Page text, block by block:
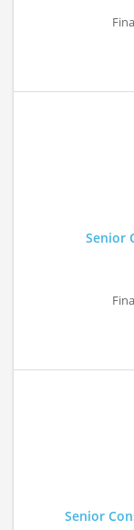
Senior
Senior